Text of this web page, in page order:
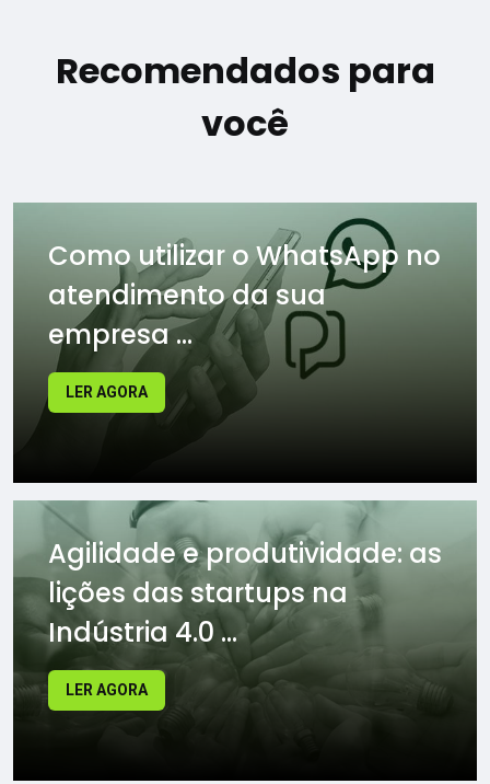
Recomendados para
você
Como utilizar o WhatsApp no
atendimento da sua
empresa ...
LER AGORA
Agilidade e produtividade: as
lições das startups na
Indústria 4.0 ...
LER AGORA